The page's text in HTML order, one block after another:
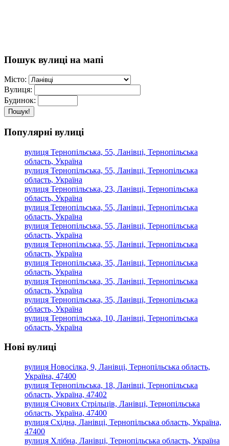
Пошук вулиці на мапі
Місто:
Вулиця:
Будинок:
Пошук!
Популярні вулиці
вулиця Тернопільська, 55, Ланівці, Тернопільська
область, Україна
вулиця Тернопільська, 55, Ланівці, Тернопільська
область, Україна
вулиця Тернопільська, 23, Ланівці, Тернопільська
область, Україна
вулиця Тернопільська, 55, Ланівці, Тернопільська
область, Україна
вулиця Тернопільська, 55, Ланівці, Тернопільська
область, Україна
вулиця Тернопільська, 55, Ланівці, Тернопільська
область, Україна
вулиця Тернопільська, 35, Ланівці, Тернопільська
область, Україна
вулиця Тернопільська, 35, Ланівці, Тернопільська
область, Україна
вулиця Тернопільська, 35, Ланівці, Тернопільська
область, Україна
вулиця Тернопільська, 10, Ланівці, Тернопільська
область, Україна
Нові вулиці
вулиця Новосілка, 9, Ланівці, Тернопільська область,
Україна, 47400
вулиця Тернопільська, 18, Ланівці, Тернопільська
область, Україна, 47402
вулиця Січових Стрільців, Ланівці, Тернопільська
область, Україна, 47400
вулиця Східна, Ланівці, Тернопільська область, Україна,
47400
вулиця Хлібна, Ланівці, Тернопільська область, Україна